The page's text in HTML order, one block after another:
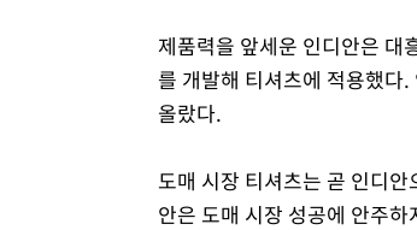
제품력을 앞세운 인디안은 대
를 개발해 티셔츠에 적용했다
올랐다.
도매 시장 티셔츠는 곧 인디
안은 도매 시장 성공에 안주